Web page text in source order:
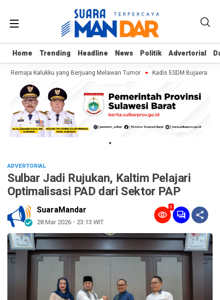
Home Trending Headline News Politik Advertorial
Home Trending Headline News Politik Advertorial
Remaja Kalukku yang Berjuang Melawan Tumor Kadis ESDM Bujaeramy :
"
ADVERTORIAL
Sulbar Jadi Rujukan, Kaltim Pelajari
Optimalisasi PAD dari Sektor PAP
SuaraMandar
28 Mar 2026 - 23:13 WIT
0